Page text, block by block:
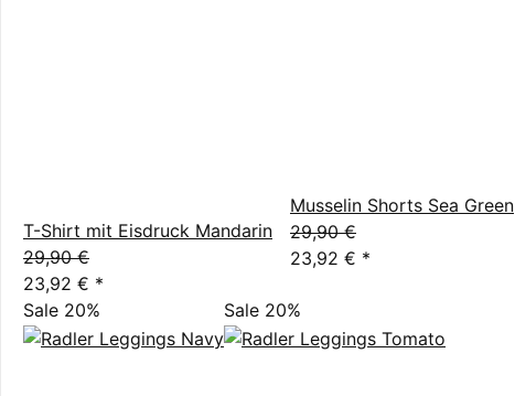
T-Shirt mit Eisdruck Mandarin
29,90 €
23,92 € *
Musselin Shorts Sea Green
29,90 €
23,92 € *
Sale 20% Sale 20%